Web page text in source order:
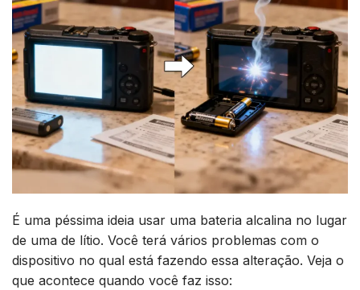
É uma péssima ideia usar uma bateria alcalina no lugar
de uma de lítio. Você terá vários problemas com o
dispositivo no qual está fazendo essa alteração. Veja o
que acontece quando você faz isso: